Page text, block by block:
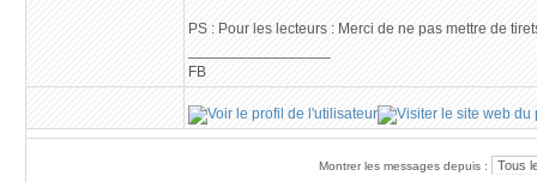
PS : Pour les lecteurs : Merci de ne pas mettre de
FB
Montrer les messages depuis :